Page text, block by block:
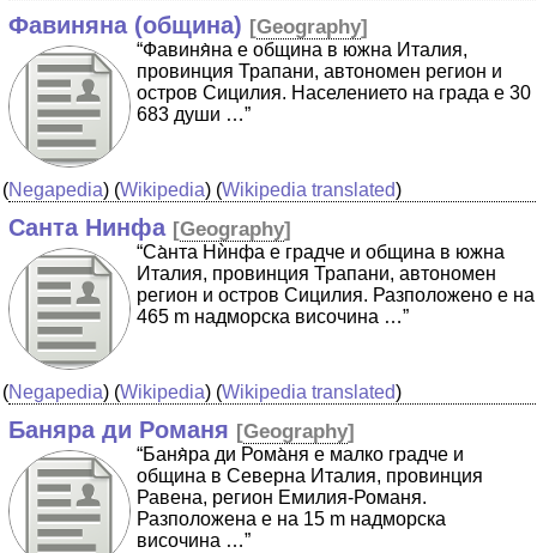
Фавиняна (община) [Geography]
“Фавиня̀на е община в южна Италия,
провинция Трапани, автономен регион и
остров Сицилия. Населението на града е 30
683 души …”
(Negapedia) (Wikipedia) (Wikipedia translated)
Санта Нинфа [Geography]
“Са̀нта Нѝнфа е градче и община в южна
Италия, провинция Трапани, автономен
регион и остров Сицилия. Разположено е на
465 m надморска височина …”
(Negapedia) (Wikipedia) (Wikipedia translated)
Баняра ди Романя [Geography]
“Баня̀ра ди Рома̀ня е малко градче и
община в Северна Италия, провинция
Равена, регион Емилия-Романя.
Разположена е на 15 m надморска
височина …”